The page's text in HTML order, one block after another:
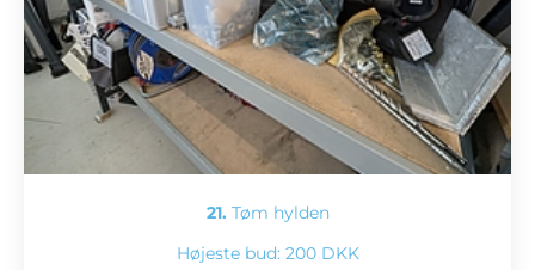
21. Tøm hylden
Højeste bud: 200 DKK